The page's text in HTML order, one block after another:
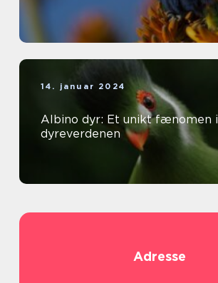
14. januar 2024
Albino dyr: Et unikt fænomen i
dyreverdenen
Adresse